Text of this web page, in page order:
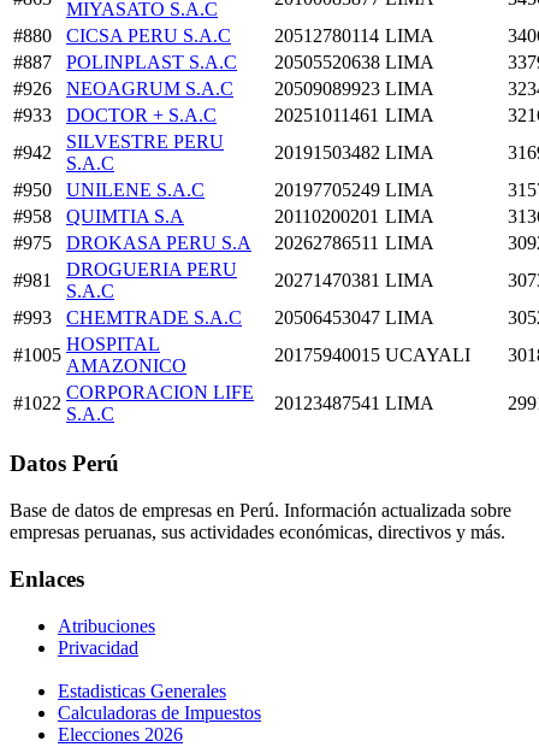
MIYASATO S.A.C
#880
CICSA PERU S.A.C 20512780114 LIMA
#887
POLINPLAST S.A.C 20505520638 LIMA
#926
NEOAGRUM S.A.C 20509089923 LIMA
#933
DOCTOR + S.A.C 20251011461 LIMA
#942
SILVESTRE PERU
S.A.C
20191503482 LIMA
#950
UNILENE S.A.C 20197705249 LIMA
#958
QUIMTIA S.A 20110200201 LIMA
#975
DROKASA PERU S.A 20262786511 LIMA
#981
DROGUERIA PERU
S.A.C
20271470381 LIMA
#993
CHEMTRADE S.A.C 20506453047 LIMA
#1005
HOSPITAL
AMAZONICO
20175940015 UCAYALI
#1022
CORPORACION LIFE
S.A.C
20123487541 LIMA
Datos Perú
Base de datos de empresas en Perú. Información actualizada sobre
empresas peruanas, sus actividades económicas, directivos y más.
Enlaces
Atribuciones
Privacidad
Estadisticas Generales
Calculadoras de Impuestos
Elecciones 2026